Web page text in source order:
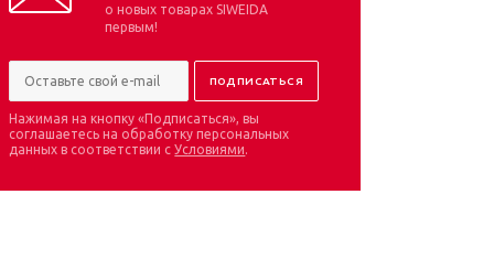
о новых товарах SIWEIDA
первым!
Нажимая на кнопку «Подписаться», вы
соглашаетесь на обработку персональных
данных в соответствии сУсловиями.